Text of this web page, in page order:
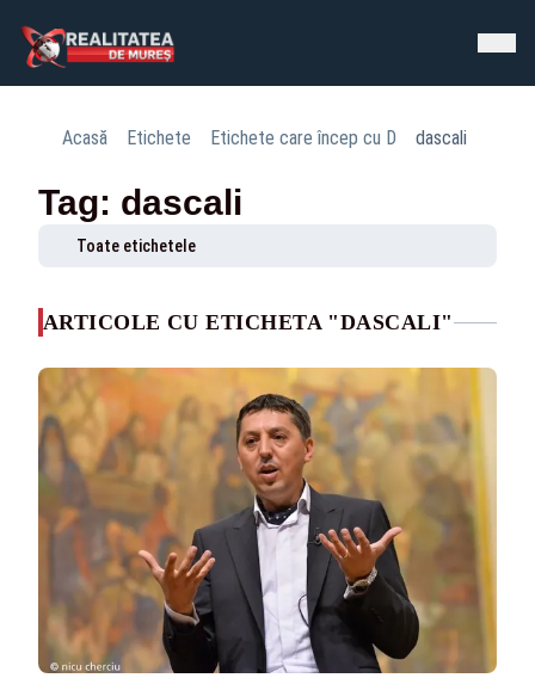
Acasă Etichete Etichete care încep cu D dascali
Tag: dascali
Toate etichetele
ARTICOLE CU ETICHETA "DASCALI"